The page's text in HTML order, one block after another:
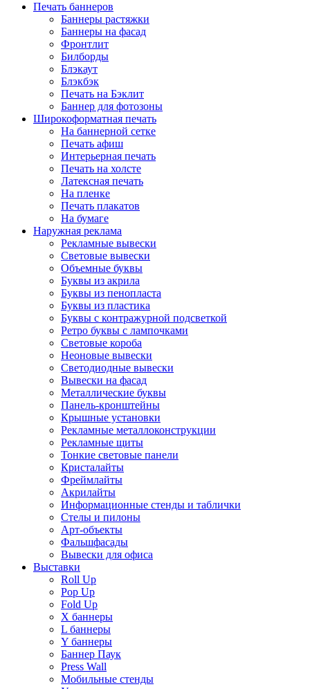
Печать баннеров
Баннеры растяжки
Баннеры на фасад
Фронтлит
Билборды
Блэкаут
Блэкбэк
Печать на Бэклит
Баннер для фотозоны
Широкоформатная печать
На баннерной сетке
Печать афиш
Интерьерная печать
Печать на холсте
Латексная печать
На пленке
Печать плакатов
На бумаге
Наружная реклама
Рекламные вывески
Световые вывески
Объемные буквы
Буквы из акрила
Буквы из пенопласта
Буквы из пластика
Буквы с контражурной подсветкой
Ретро буквы с лампочками
Световые короба
Неоновые вывески
Светодиодные вывески
Вывески на фасад
Металлические буквы
Панель-кронштейны
Крышные установки
Рекламные металлоконструкции
Рекламные щиты
Тонкие световые панели
Кристалайты
Фреймлайты
Акрилайты
Информационные стенды и таблички
Стелы и пилоны
Арт-объекты
Фальшфасады
Вывески для офиса
Выставки
Roll Up
Pop Up
Fold Up
Х баннеры
L баннеры
Y баннеры
Баннер Паук
Press Wall
Мобильные стенды